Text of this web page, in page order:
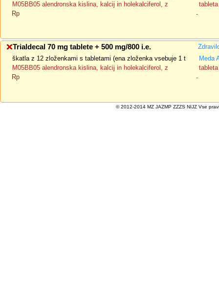
M05BB05 alendronska kislina, kalcij in holekalciferol, z
tableta
Rp
-
Trialdecal 70 mg tablete + 500 mg/800 i.e.
škatla z 12 zloženkami s tabletami (ena zloženka vsebuje 1 t
Meda
M05BB05 alendronska kislina, kalcij in holekalciferol, z
tableta
Rp
-
© 2012-2014 MZ JAZMP ZZZS NIJZ Vse